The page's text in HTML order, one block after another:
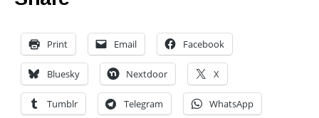
Print Email Facebook
Bluesky Nextdoor X
Tumblr Telegram WhatsApp